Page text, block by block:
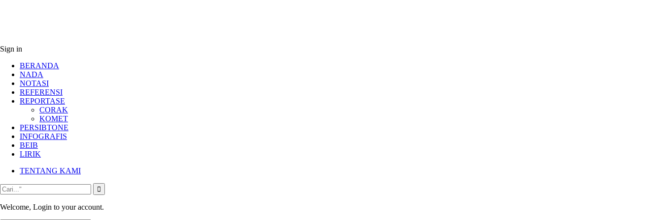
Sign in
BERANDA
NADA
NOTASI
REFERENSI
REPORTASE
CORAK
KOMET
PERSIBTONE
INFOGRAFIS
BEIB
LIRIK
TENTANG KAMI
Welcome, Login to your account.